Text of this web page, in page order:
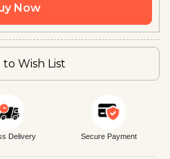
Now
to Wish List
Delivery Secure Payment